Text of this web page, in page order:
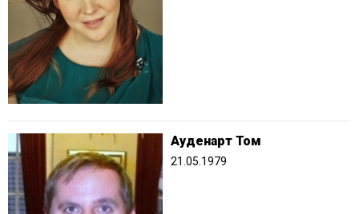
Ауденарт Том
21.05.1979